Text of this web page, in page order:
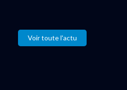
Voir toute l'actu